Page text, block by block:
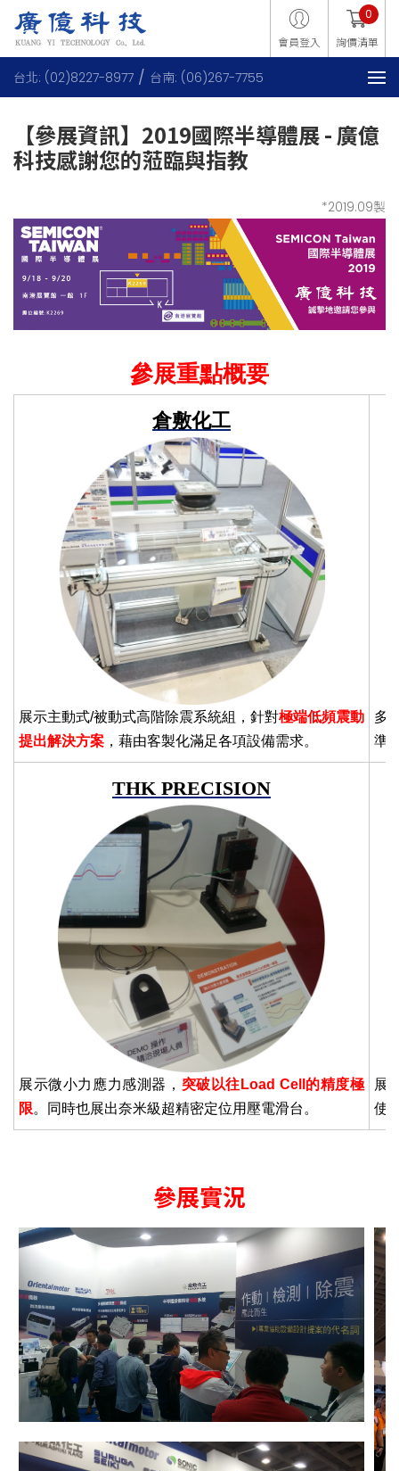
會員登入 詢價清單
0
台北: (02)8227-8977 台南: (06)267-7755
【參展資訊】2019國際半導體展 - 廣億
科技感謝您的蒞臨與指教
*2019.09製
參展重點概要
倉敷化工
展示主動式/被動式高階除震系統組，針對極端低頻震動
提出解決方案 ，藉由客製化滿足各項設備需求。
多
準
THK PRECISION
展示微小力應力感測器， 突破以往Load Cell的精度極
限。同時也展出奈米級超精密定位用壓電滑台。
展
使
參展實況